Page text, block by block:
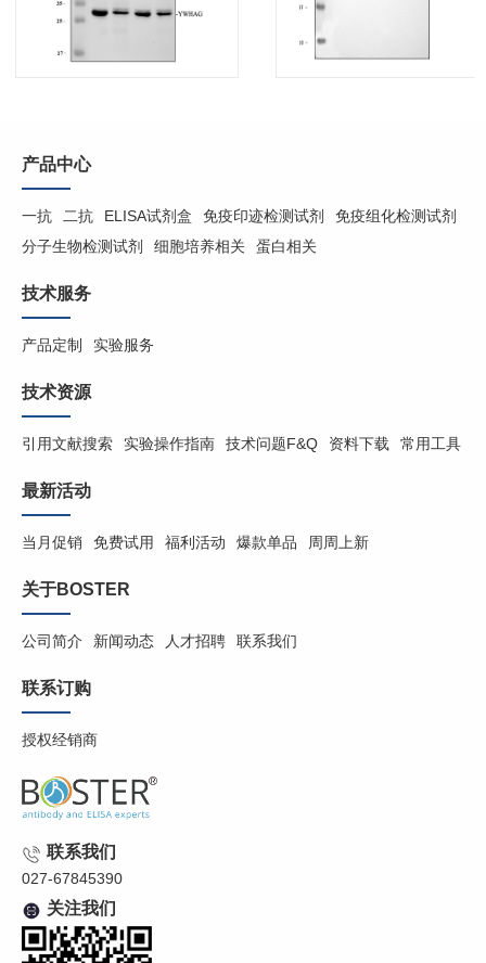
产品中心
一抗 二抗 ELISA试剂盒 免疫印迹检测试剂
免疫组化检测试剂
分子生物检测试剂
细胞培养相关 蛋白相关
技术服务
产品定制 实验服务
技术资源
引用文献搜索 实验操作指南 技术问题F&Q 资料下载 常用工具
最新活动
当月促销 免费试用 福利活动 爆款单品 周周上新
关于BOSTER
公司简介 新闻动态 人才招聘 联系我们
联系订购
授权经销商
联系我们
027-67845390
关注我们